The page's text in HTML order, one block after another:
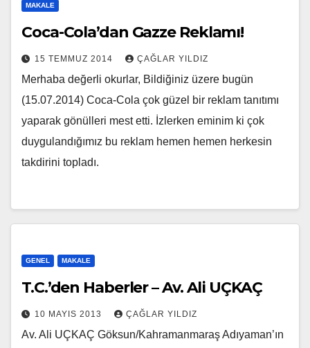
MAKALE
Coca-Cola’dan Gazze Reklamı!
15 TEMMUZ 2014 ÇAĞLAR YILDIZ
Merhaba değerli okurlar, Bildiğiniz üzere bugün
(15.07.2014) Coca-Cola çok güzel bir reklam tanıtımı
yaparak gönülleri mest etti. İzlerken eminim ki çok
duygulandığımız bu reklam hemen hemen herkesin
takdirini topladı.
GENEL MAKALE
T.C.’den Haberler – Av. Ali UÇKAÇ
10 MAYIS 2013 ÇAĞLAR YILDIZ
Av. Ali UÇKAÇ Göksun/Kahramanmaraş Adıyaman’ın